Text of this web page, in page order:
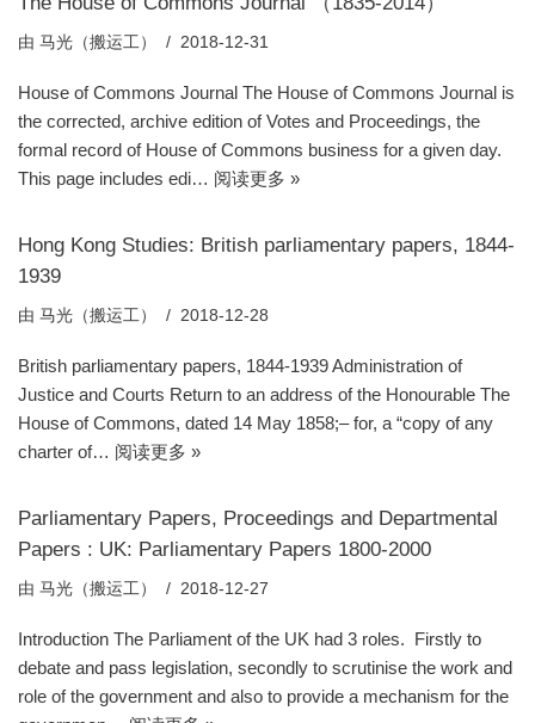
由 马光（搬运工） 2018-12-31
House of Commons Journal The House of Commons Journal is
the corrected, archive edition of Votes and Proceedings, the
formal record of House of Commons business for a given day.
This page includes edi… 阅读更多 »
Hong Kong Studies: British parliamentary papers, 1844-
1939
由 马光（搬运工） 2018-12-28
British parliamentary papers, 1844-1939 Administration of
Justice and Courts Return to an address of the Honourable The
House of Commons, dated 14 May 1858;– for, a “copy of any
charter of… 阅读更多 »
Parliamentary Papers, Proceedings and Departmental
Papers : UK: Parliamentary Papers 1800-2000
由 马光（搬运工） 2018-12-27
Introduction The Parliament of the UK had 3 roles. Firstly to
debate and pass legislation, secondly to scrutinise the work and
role of the government and also to provide a mechanism for the